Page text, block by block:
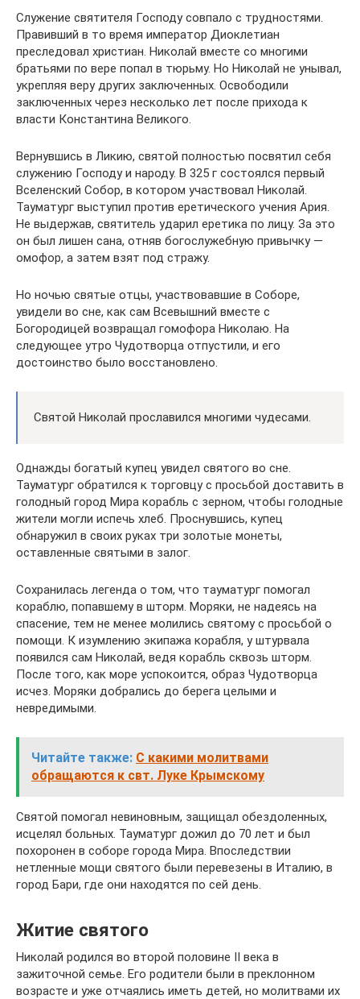
Служение святителя Господу совпало с трудностями.
Правивший в то время император Диоклетиан
преследовал христиан. Николай вместе со многими
братьями по вере попал в тюрьму. Но Николай не унывал,
укрепляя веру других заключенных. Освободили
заключенных через несколько лет после прихода к
власти Константина Великого.
Вернувшись в Ликию, святой полностью посвятил себя
служению Господу и народу. В 325 г состоялся первый
Вселенский Собор, в котором участвовал Николай.
Тауматург выступил против еретического учения Ария.
Не выдержав, святитель ударил еретика по лицу. За это
он был лишен сана, отняв богослужебную привычку —
омофор, а затем взят под стражу.
Но ночью святые отцы, участвовавшие в Соборе,
увидели во сне, как сам Всевышний вместе с
Богородицей возвращал гомофора Николаю. На
следующее утро Чудотворца отпустили, и его
достоинство было восстановлено.
Святой Николай прославился многими чудесами.
Однажды богатый купец увидел святого во сне.
Тауматург обратился к торговцу с просьбой доставить в
голодный город Мира корабль с зерном, чтобы голодные
жители могли испечь хлеб. Проснувшись, купец
обнаружил в своих руках три золотые монеты,
оставленные святыми в залог.
Сохранилась легенда о том, что тауматург помогал
кораблю, попавшему в шторм. Моряки, не надеясь на
спасение, тем не менее молились святому с просьбой о
помощи. К изумлению экипажа корабля, у штурвала
появился сам Николай, ведя корабль сквозь шторм.
После того, как море успокоится, образ Чудотворца
исчез. Моряки добрались до берега целыми и
невредимыми.
Читайте также: С какими молитвами
обращаются к свт. Луке Крымскому
Святой помогал невиновным, защищал обездоленных,
исцелял больных. Тауматург дожил до 70 лет и был
похоронен в соборе города Мира. Впоследствии
нетленные мощи святого были перевезены в Италию, в
город Бари, где они находятся по сей день.
Житие святого
Николай родился во второй половине II века в
зажиточной семье. Его родители были в преклонном
возрасте и уже отчаялись иметь детей, но молитвами их